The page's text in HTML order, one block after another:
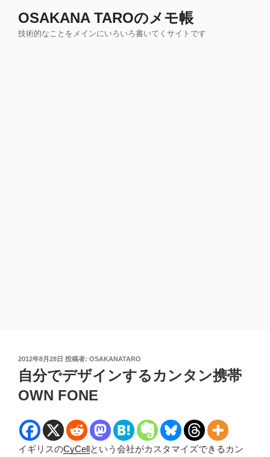
OSAKANA TAROのメモ帳
技術的なことをメインにいろいろ書いてくサイトです
投
稿
日:
2012年8月28日 投稿者: OSAKANATARO
自分でデザインするカンタン携帯
OWN FONE
イギリスのCyCellという会社がカスタマイズできるカン